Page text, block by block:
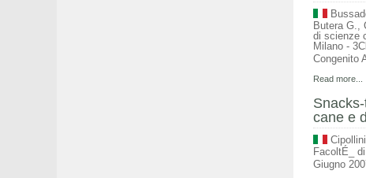
Butera G.,
di scienze
Milano -
Congenito
Read more...
cane e
FacoltÉ_
Giugno